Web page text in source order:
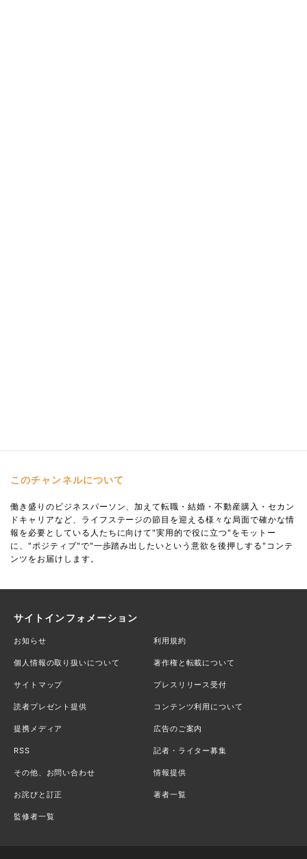
このチャンネルについて
働き盛りのビジネスパーソン、加えて転職・結婚・不動産購入・セカン
ドキャリアなど、ライフステージの節目を迎える様々な局面で確かな情
報を必要としている人たちに向けて"実用的で役に立つ"をモットー
に、"ポジティブ"で"一歩踏み出したいという意欲を後押しする"コンテ
ンツをお届けします。
サイトインフォメーション
お知らせ 利用規約
個人情報の取り扱いについて 著作権と転載について
サイトマップ プレスリリース受付
読者プレゼント提供 コンテンツ利用について
提携メディア 広告のご案内
RSS 記者・ライター募集
その他、お問い合わせ 情報提供
お詫びと訂正 著者一覧
監修者一覧